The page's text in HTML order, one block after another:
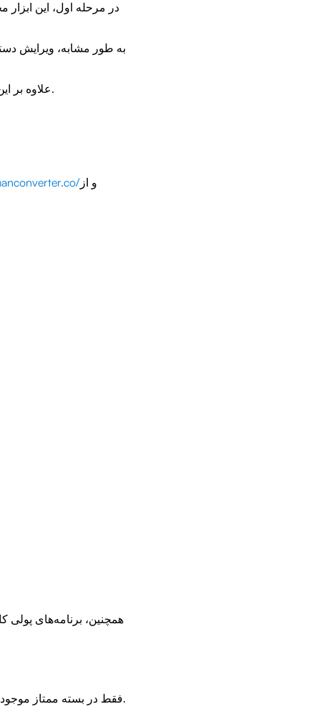
در مرحله اول، این
به طور مشابه، ویرایش
علاوه بر این، شما می توانید محتوا را فقط به زبان انسان یا ترکیبی از انسان و هوش مصنوعی تولید کنید.
و از
همچنین، برنامه‌های پولی
با این حال، قابلیت‌های GPT-4 فقط در بسته ممتاز موجود است و ویژگی‌های پیشرفته را در نسخه رایگان محدود می‌کند.